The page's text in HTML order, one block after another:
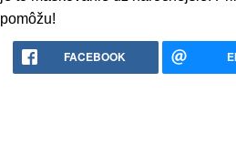
pomôžu!
FACEBOOK